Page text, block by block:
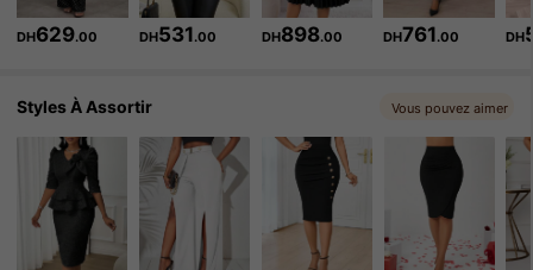
4.87 603K Suiveurs
603K Suiveurs
DH629.00 DH531.00 DH898.00 DH761.00 DH
Styles À Assortir Vous pouvez aimer